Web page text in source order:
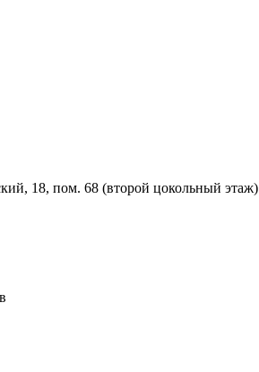
18, пом. 68 (второй цокольный этаж)